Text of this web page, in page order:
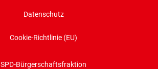
Datenschutz
Cookie-Richtlinie (EU)
SPD-Bürgerschaftsfraktion